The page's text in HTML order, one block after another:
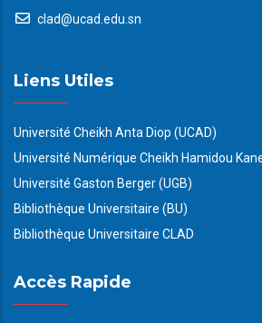
clad@ucad.edu.sn
Liens Utiles
Université Cheikh Anta Diop (UCAD)
Université Numérique Cheikh Hamidou
Université Gaston Berger (UGB)
Bibliothèque Universitaire (BU)
Bibliothèque Universitaire CLAD
Accès Rapide